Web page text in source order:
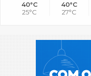
40°C
25°C
40°C
27°C